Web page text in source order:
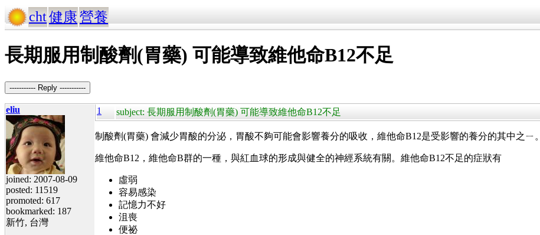
cht健康營養
長期服用制酸劑(胃藥) 可能導致維他命B12不足
----------- Reply -----------
eliu
joined: 2007-08-09
posted: 11519
promoted: 617
bookmarked: 187
新竹, 台灣
1 subject: 長期服用制酸劑(胃藥) 可能導致維他命B12不足
制酸劑(胃藥) 會減少胃酸的分泌，胃酸不夠可能會影響養分的吸收，維他命B12是受影響的養分的其中之ㄧ。
維他命B12，維他命B群的一種，與紅血球的形成與健全的神經系統有關。維他命B12不足的症狀有
虛弱
容易感染
記憶力不好
沮喪
便祕